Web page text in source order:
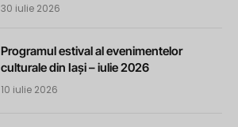
30 iulie 2026
Programul estival al evenimentelor
culturale din Iași – iulie 2026
10 iulie 2026